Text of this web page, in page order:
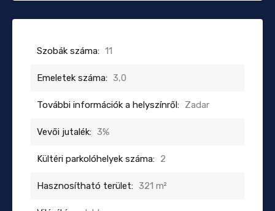
Szobák száma: 11
Emeletek száma: 3,0
További információk a helyszínről: Zadar
Vevői jutalék: 3%
Kültéri parkolóhelyek száma: 2
Hasznosítható terület: 321 m²